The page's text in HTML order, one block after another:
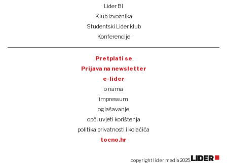
Lider BI
Klub izvoznika
Studentski Lider klub
Konferencije
Pretplati se
Prijava na newsletter
e-lider
o nama
impressum
oglašavanje
opći uvjeti korištenja
politika privatnosti i kolačića
tocno.hr
copyright lider media 2025.